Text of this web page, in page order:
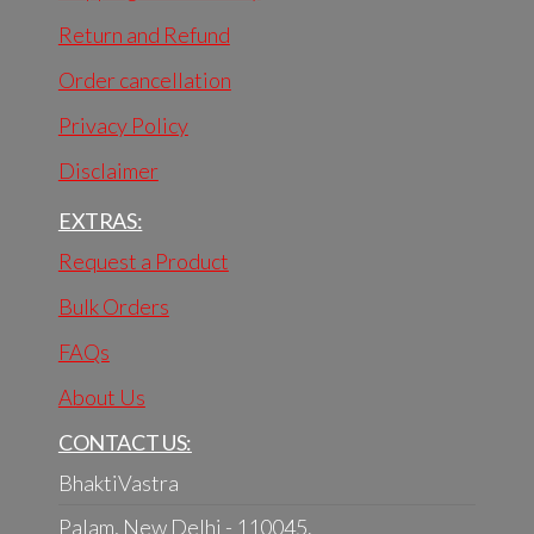
Return and Refund
Order cancellation
Privacy Policy
Disclaimer
EXTRAS:
Request a Product
Bulk Orders
FAQs
About Us
CONTACT US:
BhaktiVastra
Palam, New Delhi - 110045.